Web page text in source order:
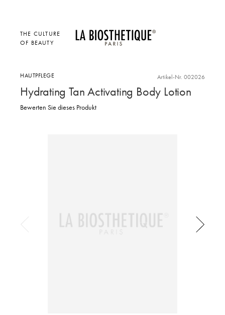
THE CULTURE
OF BEAUTY
HAUTPFLEGE Artikel-Nr. 002026
Hydrating Tan Activating Body Lotion
Bewerten Sie dieses Produkt